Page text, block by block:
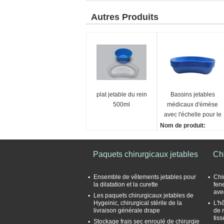
Autres Produits
plat jetable du rein
500ml
Bassins jetables
médicaux d'émèse
avec l'échelle pour le
plat de rein
Nom de produit:
Changhaï, Qingdao
Transparent, bleu, vert,
Taille:
250ml, 500ml, 700ml, 8
Paquets chirurgicaux jetables
Ensemble de vêtements jetables pour
la dilatation et la curette
Les paquets chirurgicaux jetables de
Hygeinic, chirurgical stérile de la
livraison générale drape
Stockage frais sec enroulé de chirurgie
de